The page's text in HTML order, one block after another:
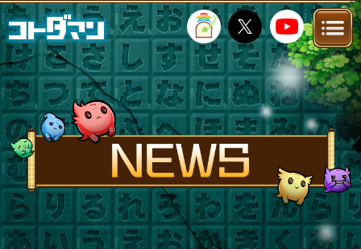
TOP STORY NEWS
FANKIT FAQ